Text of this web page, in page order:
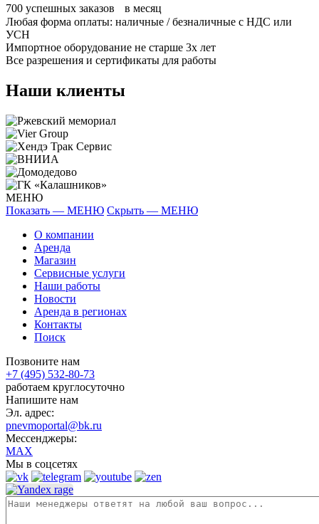
700 успешных заказов в месяц
Любая форма оплаты: наличные / безналичные с НДС или
УСН
Импортное оборудование не старше 3х лет
Все разрешения и сертификаты для работы
Наши клиенты
МЕНЮ
Показать — МЕНЮ Скрыть — МЕНЮ
О компании
Аренда
Магазин
Сервисные услуги
Наши работы
Новости
Аренда в регионах
Контакты
Поиск
Позвоните нам
+7 (495) 532-80-73
работаем круглосуточно
Напишите нам
Эл. адрес:
pnevmoportal@bk.ru
Мессенджеры:
MAX
Мы в соцсетях